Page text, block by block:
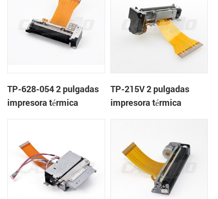
TP-628-054 2 pulgadas
impresora térmica
TP-215V 2 pulgadas
impresora térmica